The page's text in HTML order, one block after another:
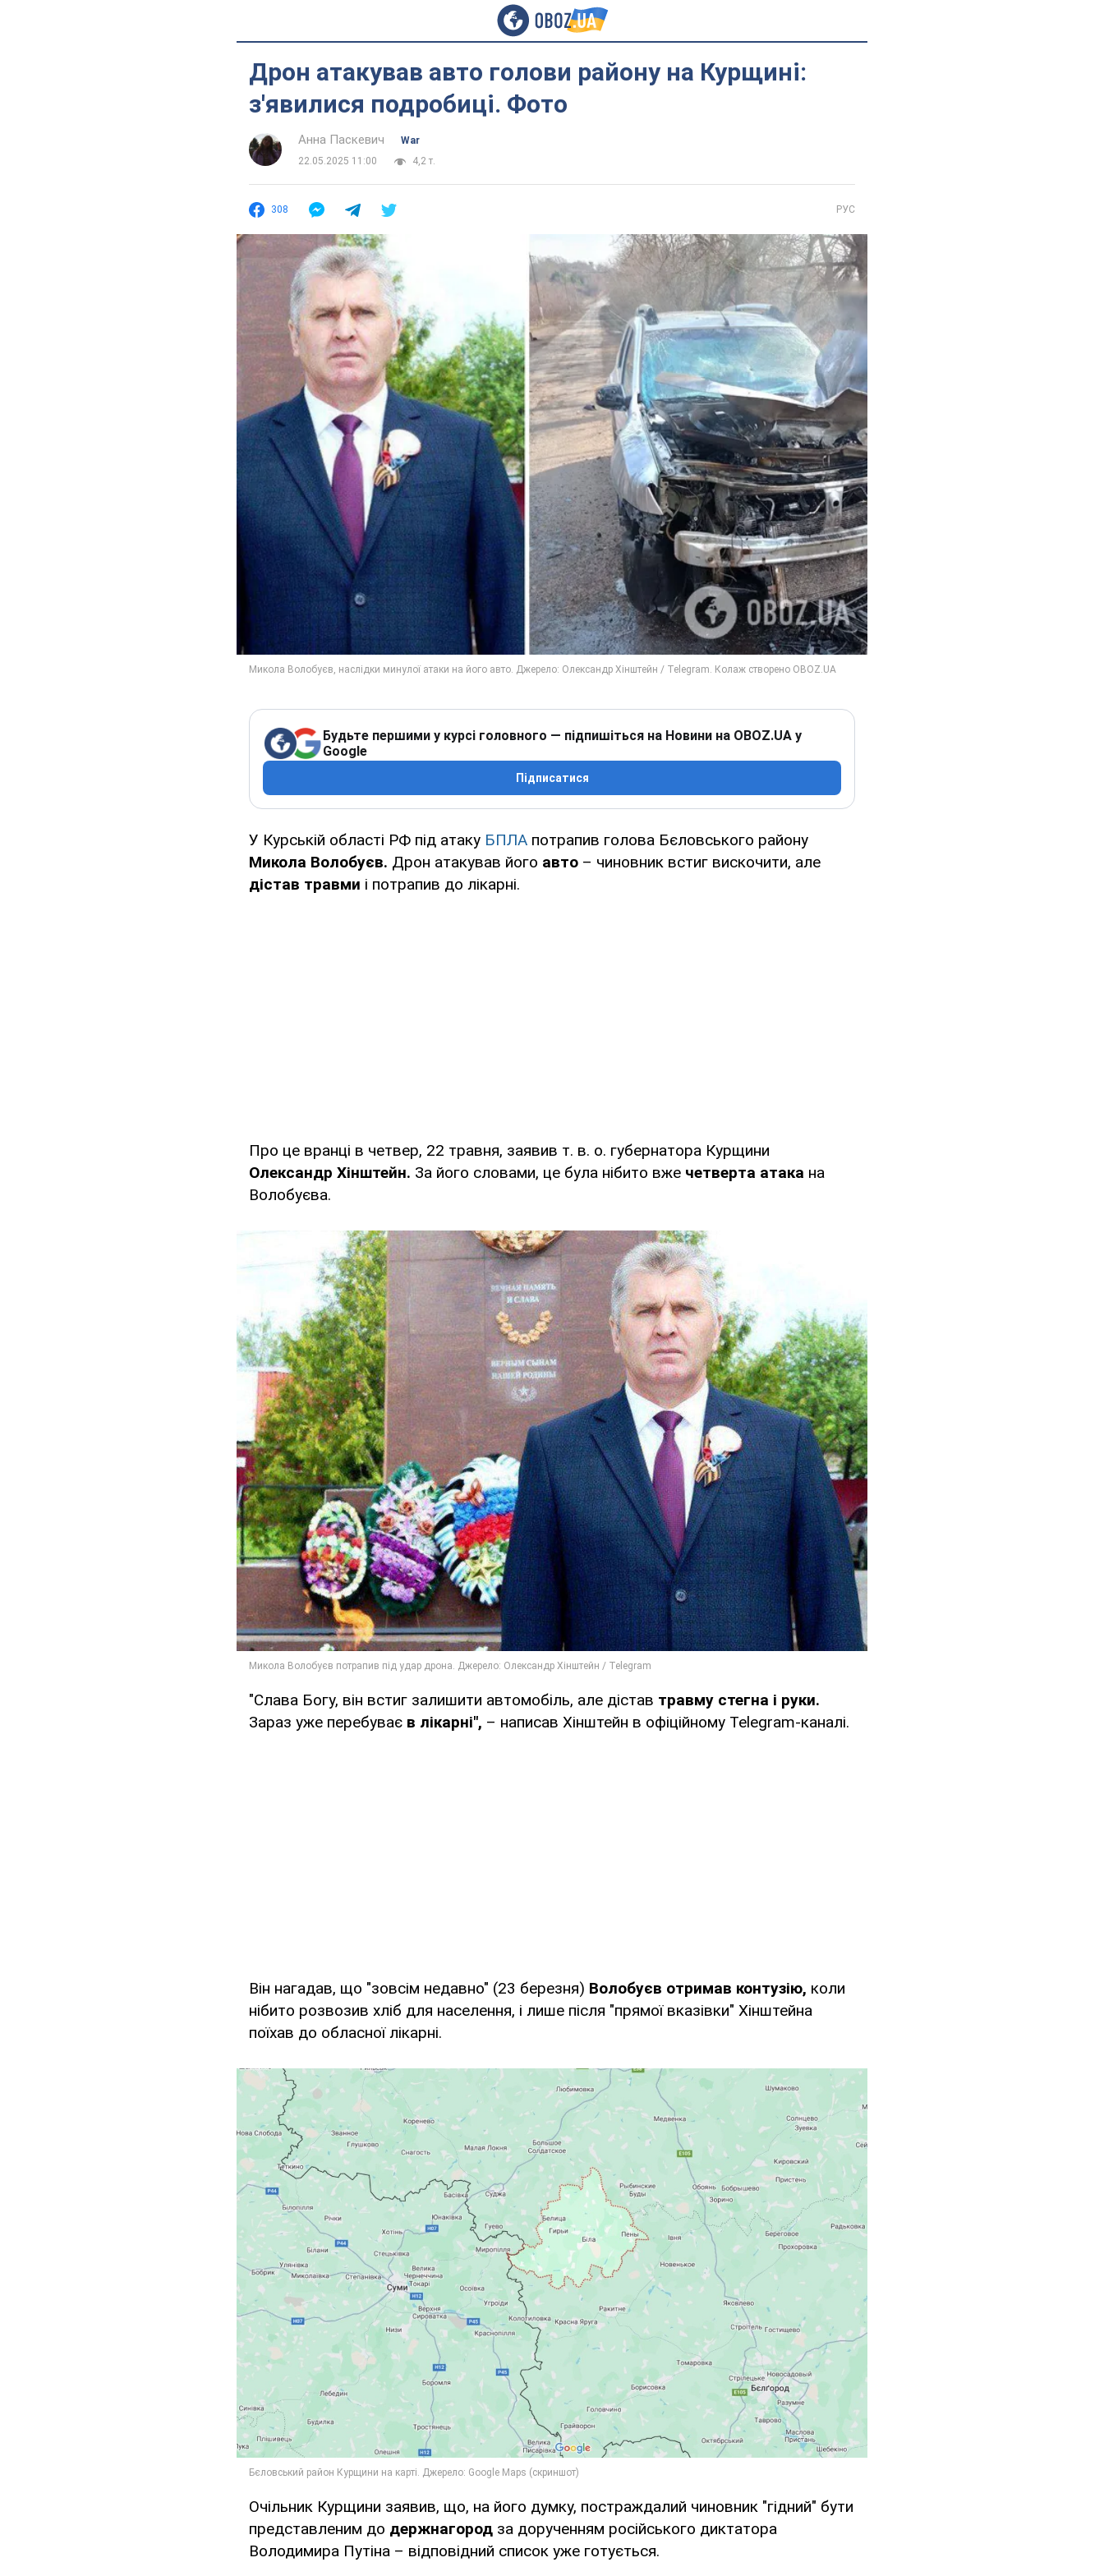
Дрон атакував авто голови району на Курщині:
з'явилися подробиці. Фото
Анна Паскевич
War
22.05.2025 11:00
4,2 т.
308 РУС
Будьте першими у курсі головного — підпишіться на Новини на OBOZ.UA у
Google
Підписатися
У Курській області РФ під атаку БПЛА потрапив голова Бєловського району
Микола Волобуєв. Дрон атакував його авто – чиновник встиг вискочити, але
дістав травми і потрапив до лікарні.
Про це вранці в четвер, 22 травня, заявив т. в. о. губернатора Курщини
Олександр Хінштейн. За його словами, це була нібито вже четверта атака на
Волобуєва.
"Слава Богу, він встиг залишити автомобіль, але дістав травму стегна і руки.
Зараз уже перебуває в лікарні", – написав Хінштейн в офіційному Telegram-каналі.
Він нагадав, що "зовсім недавно" (23 березня) Волобуєв отримав контузію, коли
нібито розвозив хліб для населення, і лише після "прямої вказівки" Хінштейна
поїхав до обласної лікарні.
Очільник Курщини заявив, що, на його думку, постраждалий чиновник "гідний" бути
представленим до держнагород за дорученням російського диктатора
Володимира Путіна – відповідний список уже готується.